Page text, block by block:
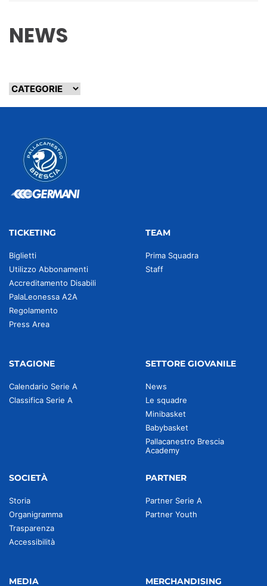
NEWS
TICKETING
Biglietti
Utilizzo Abbonamenti
Accreditamento Disabili
PalaLeonessa A2A
Regolamento
Press Area
TEAM
Prima Squadra
Staff
STAGIONE
Calendario Serie A
Classifica Serie A
SETTORE GIOVANILE
News
Le squadre
Minibasket
Babybasket
Pallacanestro Brescia
Academy
SOCIETÀ
Storia
Organigramma
Trasparenza
Accessibilità
PARTNER
Partner Serie A
Partner Youth
MEDIA MERCHANDISING